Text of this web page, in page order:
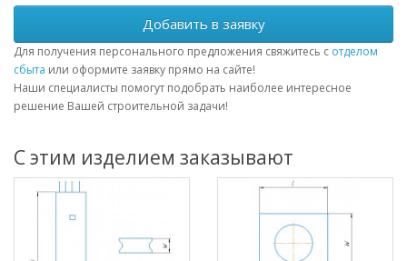
Добавить в заявку
Для получения персонального предложения свяжитесь с отделом
сбыта или оформите заявку прямо на сайте!
Наши специалисты помогут подобрать наиболее интересное
решение Вашей строительной задачи!
С этим изделием заказывают